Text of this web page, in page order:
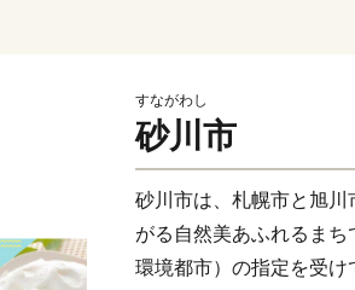
すながわし
砂川市
砂川市は、札幌市と旭
がる自然美あふれるま
環境都市）の指定を受